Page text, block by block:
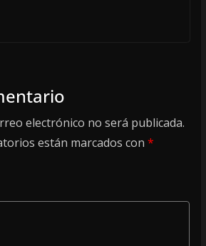
electrónico no será publicada.
están marcados con *